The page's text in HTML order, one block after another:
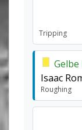
Tripping
Gelbe
Isaac
Roughing